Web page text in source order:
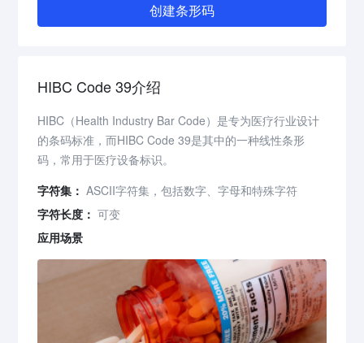
创建条形码
HIBC Code 39介绍
HIBC（Health Industry Bar Code）是专为医疗行业设计
的条码标准，而HIBC Code 39是其中的一种线性条形
码，常用于医疗设备标识。
字符集： ASCII字符集，包括数字、字母和特殊字符
字符长度： 可变
应用场景